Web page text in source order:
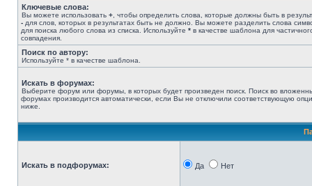
Ключевые слова:
Вы можете использовать + , чтобы определить слова, которые должны быть в
- для слов, которых в результатах быть не должно. Вы можете разделить слова
для поиска любого слова из списка. Используйте * в качестве шаблона для
совпадения.
Поиск по автору:
Используйте * в качестве шаблона.
Искать в форумах:
Выберите форум или форумы, в которых будет произведен поиск. Поиск во
форумах производится автоматически, если Вы не отключили соответствующую
ниже.
Искать в подфорумах: Да Нет